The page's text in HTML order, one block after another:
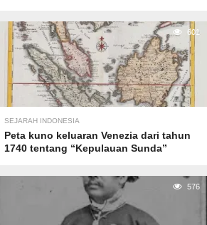
601
SEJARAH INDONESIA
Peta kuno keluaran Venezia dari tahun
1740 tentang “Kepulauan Sunda”
576